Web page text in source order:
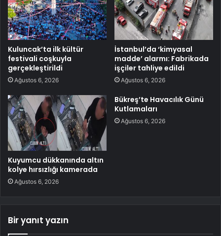
Kuluncak’ta ilk kültür
festivali coşkuyla
gerçekleştirildi
Ağustos 6, 2026
İstanbul’da ‘kimyasal
madde’ alarmı: Fabrikada
işçiler tahliye edildi
Ağustos 6, 2026
Kuyumcu dükkanında altın
kolye hırsızlığı kamerada
Ağustos 6, 2026
Bükreş’te Havacılık Günü
Kutlamaları
Ağustos 6, 2026
Bir yanıt yazın